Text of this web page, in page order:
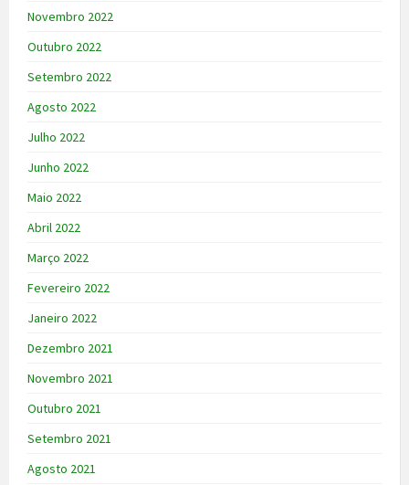
Novembro 2022
Outubro 2022
Setembro 2022
Agosto 2022
Julho 2022
Junho 2022
Maio 2022
Abril 2022
Março 2022
Fevereiro 2022
Janeiro 2022
Dezembro 2021
Novembro 2021
Outubro 2021
Setembro 2021
Agosto 2021